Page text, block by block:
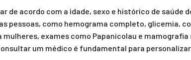
de acordo com a idade, sexo e histórico de saúde
pessoas, como hemograma completo, glicemia,
exames como Papanicolau e
um médico é fundamental para